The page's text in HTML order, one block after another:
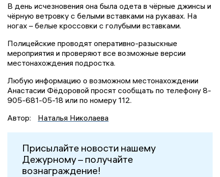
В день исчезновения она была одета в чёрные джинсы и
чёрную ветровку с белыми вставками на рукавах. На
ногах – белые кроссовки с голубыми вставками.
Полицейские проводят оперативно-разыскные
мероприятия и проверяют все возможные версии
местонахождения подростка.
Любую информацию о возможном местонахождении
Анастасии Фёдоровой просят сообщать по телефону 8-
905-681-05-18 или по номеру 112.
Автор:
Наталья Николаева
Присылайте новости нашему
Дежурному – получайте
вознаграждение!